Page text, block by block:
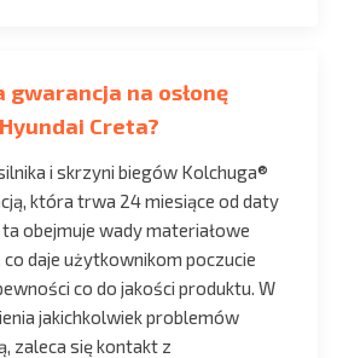
gwarancja na osłonę
Creta?
i skrzyni biegów Kolchuga®
która trwa 24 miesiące od daty
ta obejmuje wady materiałowe
daje użytkownikom poczucie
co do jakości produktu. W
jakichkolwiek problemów
zaleca się kontakt z